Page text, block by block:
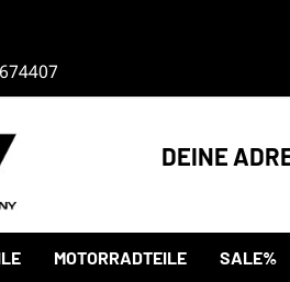
DEINE
MOTORRADTEILE SALE%